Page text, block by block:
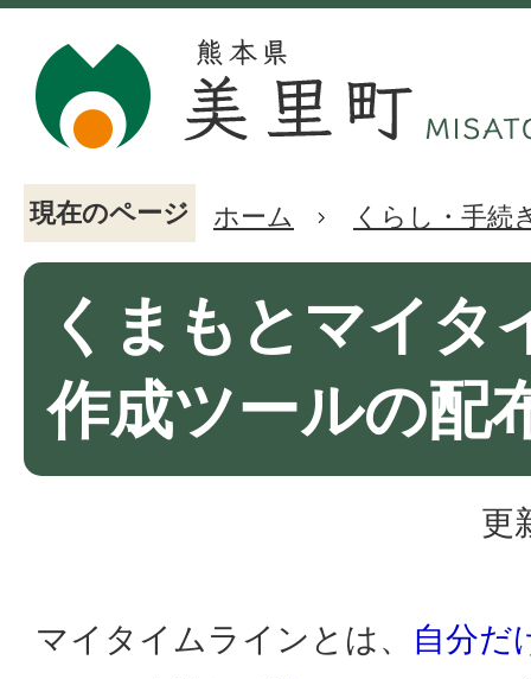
現在のページ ホーム くらし・手続
くまもとマイタ
作成ツールの配
更
マイタイムラインとは、 自分だ